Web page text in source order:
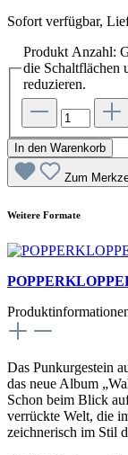
Sofort verfügbar,
Produkt Anzahl:
die Schaltflächen
reduzieren.
In den Warenkorb
Zum
Weitere Formate
Das Punkurgestein
das neue Album
Schon beim Blick
verrückte Welt, die
zeichnerisch im Stil